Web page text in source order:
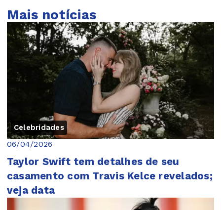
Mais notícias
Celebridades
06/04/2026
Taylor Swift tem detalhes de seu
casamento com Travis Kelce revelados;
veja data